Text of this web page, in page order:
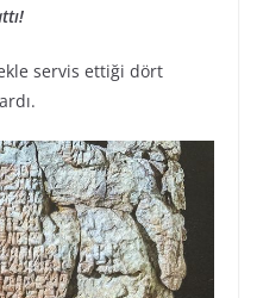
servis ettiği dört